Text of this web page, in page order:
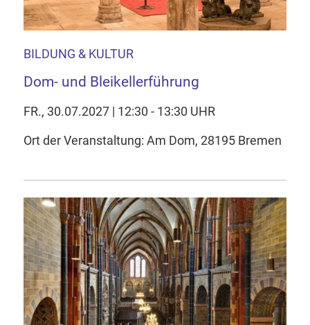
BILDUNG & KULTUR
Dom- und Bleikellerführung
FR., 30.07.2027 | 12:30 - 13:30 UHR
Ort der Veranstaltung: Am Dom, 28195 Bremen